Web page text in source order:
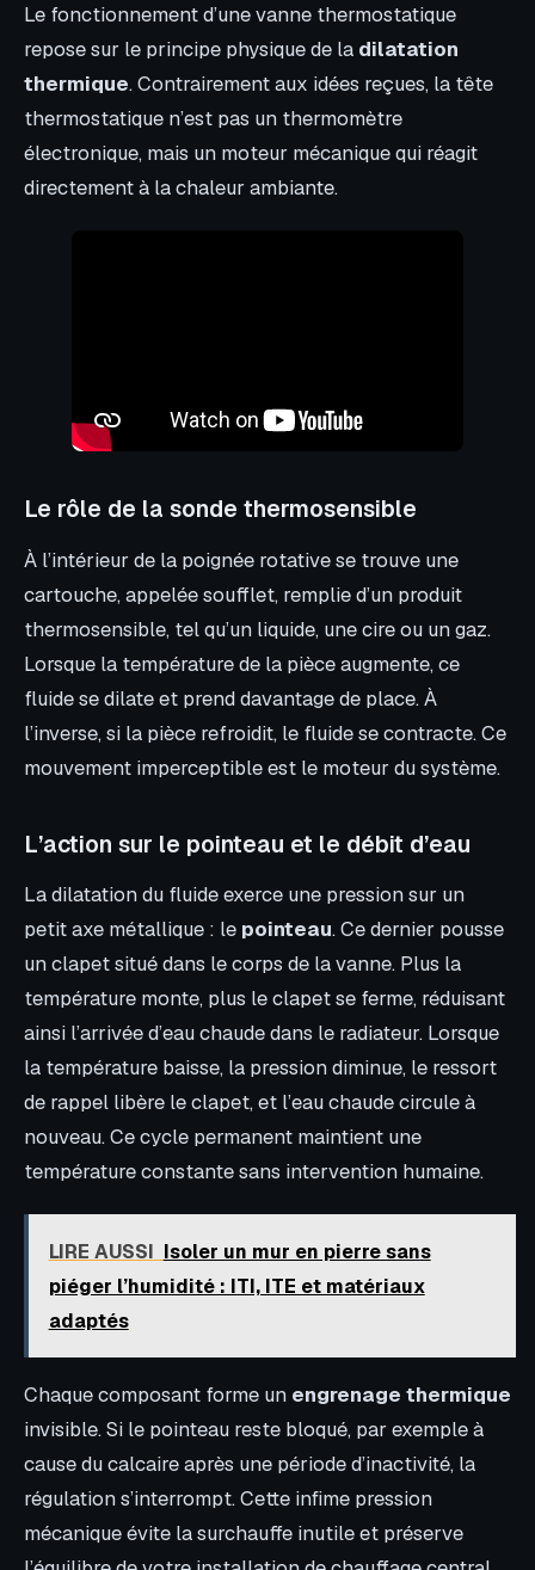
Le fonctionnement d’une vanne thermostatique
repose sur le principe physique de la dilatation
thermique. Contrairement aux idées reçues, la tête
thermostatique n’est pas un thermomètre
électronique, mais un moteur mécanique qui réagit
directement à la chaleur ambiante.
Le rôle de la sonde thermosensible
À l’intérieur de la poignée rotative se trouve une
cartouche, appelée soufflet, remplie d’un produit
thermosensible, tel qu’un liquide, une cire ou un gaz.
Lorsque la température de la pièce augmente, ce
fluide se dilate et prend davantage de place. À
l’inverse, si la pièce refroidit, le fluide se contracte. Ce
mouvement imperceptible est le moteur du système.
L’action sur le pointeau et le débit d’eau
La dilatation du fluide exerce une pression sur un
petit axe métallique : le pointeau. Ce dernier pousse
un clapet situé dans le corps de la vanne. Plus la
température monte, plus le clapet se ferme, réduisant
ainsi l’arrivée d’eau chaude dans le radiateur. Lorsque
la température baisse, la pression diminue, le ressort
de rappel libère le clapet, et l’eau chaude circule à
nouveau. Ce cycle permanent maintient une
température constante sans intervention humaine.
LIRE AUSSI Isoler un mur en pierre sans
piéger l’humidité : ITI, ITE et matériaux
adaptés
Chaque composant forme un engrenage thermique
invisible. Si le pointeau reste bloqué, par exemple à
cause du calcaire après une période d’inactivité, la
régulation s’interrompt. Cette infime pression
mécanique évite la surchauffe inutile et préserve